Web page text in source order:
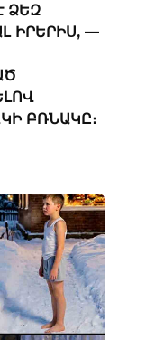
ՁԵԶ
ԻՐԵՐԻՍ, —
ԲՌՆԱԿԸ։